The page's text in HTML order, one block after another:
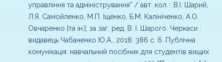
управління та адміністрування” / авт. кол. : В.І. Шарий,
Л.Я. Самойленко, М.П. Іщенко, Б.М. Калініченко, А.О.
Овчаренко [та ін.]; за заг. ред. В. І. Шарого. Черкаси :
видавець Чабаненко Ю.А., 2018. 386 с. 6. Публічна
комунікація: навчальний посібник для студентів вищих